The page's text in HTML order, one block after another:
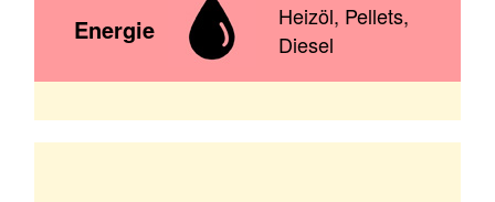
Energie
Heizöl, Pellets,
Diesel